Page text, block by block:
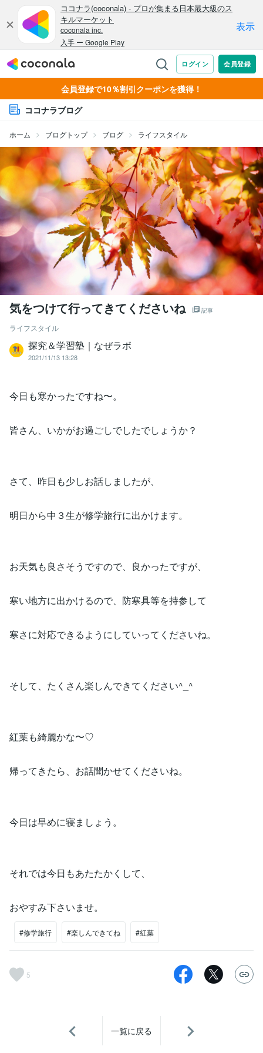
会員登録で10％割引クーポンを獲得！
ココナラブログ
ホーム ブログトップ ブログ ライフスタイル
気をつけて行ってきてくださいね 記事
ライフスタイル
探究＆学習塾｜なぜラボ
2021/11/13 13:28
今日も寒かったですね〜。
皆さん、いかがお過ごしでしたでしょうか？
さて、昨日も少しお話しましたが、
明日から中３生が修学旅行に出かけます。
お天気も良さそうですので、良かったですが、
寒い地方に出かけるので、防寒具等を持参して
寒さに対応できるようにしていってくださいね。
そして、たくさん楽しんできてください^_^
紅葉も綺麗かな〜♡
帰ってきたら、お話聞かせてくださいね。
今日は早めに寝ましょう。
それでは今日もあたたかくして、
おやすみ下さいませ。
#修学旅行 #楽しんできてね #紅葉
5
一覧に戻る